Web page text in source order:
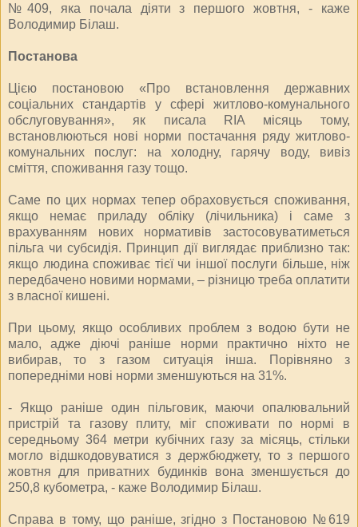
№409, яка почала діяти з першого жовтня, - каже
Володимир Білаш.
Постанова
Цією постановою «Про встановлення державних
соціальних стандартів у сфері житлово-комунального
обслуговування», як писала RIA місяць тому,
встановлюються нові норми постачання ряду житлово-
комунальних послуг: на холодну, гарячу воду, вивіз
сміття, споживання газу тощо.
Саме по цих нормах тепер обраховується споживання,
якщо немає приладу обліку (лічильника) і саме з
врахуванням нових нормативів застосовуватиметься
пільга чи субсидія. Принцип дії виглядає приблизно так:
якщо людина споживає тієї чи іншої послуги більше, ніж
передбачено новими нормами, – різницю треба оплатити
з власної кишені.
При цьому, якщо особливих проблем з водою бути не
мало, адже діючі раніше норми практично ніхто не
вибирав, то з газом ситуація інша. Порівняно з
попередніми нові норми зменшуються на 31%.
- Якщо раніше один пільговик, маючи опалювальний
пристрій та газову плиту, міг споживати по нормі в
середньому 364 метри кубічних газу за місяць, стільки
могло відшкодовуватися з держбюджету, то з першого
жовтня для приватних будинків вона зменшується до
250,8 кубометра, - каже Володимир Білаш.
Справа в тому, що раніше, згідно з Постановою №619